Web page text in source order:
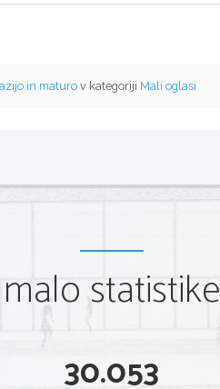
in maturov kategoriji Mali oglasi
malo statistike
30.053